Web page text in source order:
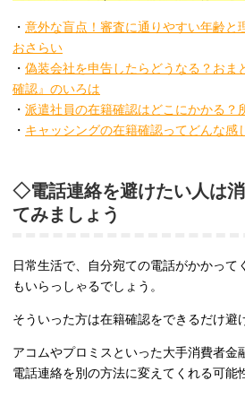
・ 意外な盲点！審査に通りやすい年齢と
おさらい
・ 偽装会社を申告したらどうなる？おま
確認』のいろは
・ 派遣社員の在籍確認はどこにかかる？
・ キャッシングの在籍確認ってどんな感
◇電話連絡を避けたい人は
てみましょう
日常生活で、自分宛ての電話がかかって
もいらっしゃるでしょう。
そういった方は在籍確認をできるだけ避
アコムやプロミスといった大手消費者金
電話連絡を別の方法に変えてくれる可能